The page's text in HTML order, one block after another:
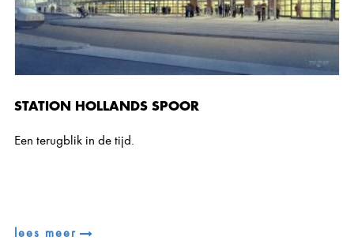
STATION HOLLANDS SPOOR
Een terugblik in de tijd.
lees meer